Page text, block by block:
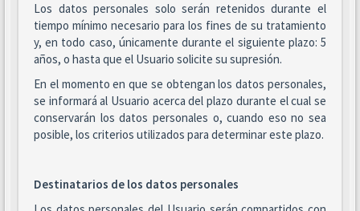
Los datos personales solo serán retenidos durante el
tiempo mínimo necesario para los fines de su tratamiento
y, en todo caso, únicamente durante el siguiente plazo: 5
años, o hasta que el Usuario solicite su supresión.
En el momento en que se obtengan los datos personales,
se informará al Usuario acerca del plazo durante el cual se
conservarán los datos personales o, cuando eso no sea
posible, los criterios utilizados para determinar este plazo.
Destinatarios de los datos personales